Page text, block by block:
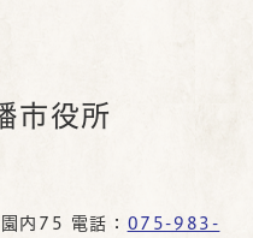
市役所
内75 電話： 075-983-